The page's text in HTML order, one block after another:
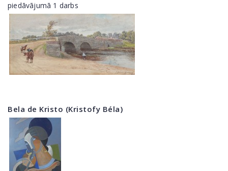
piedāvājumā 1 darbs
Bela de Kristo (Kristofy Béla)